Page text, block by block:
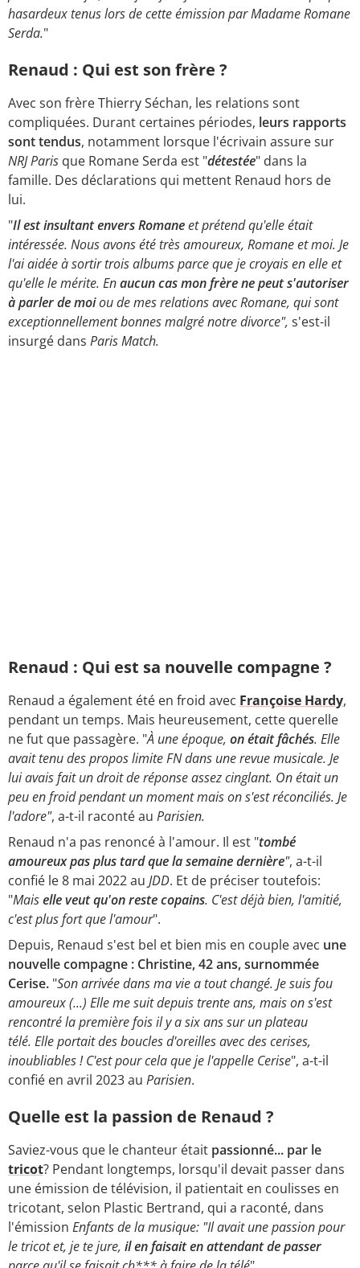
hasardeux tenus lors de cette émission par Madame Romane
Serda."
Renaud : Qui est son frère ?
Avec son frère Thierry Séchan, les relations sont
compliquées. Durant certaines périodes, leurs rapports
sont tendus, notamment lorsque l'écrivain assure sur
NRJ Paris que Romane Serda est "détestée" dans la
famille. Des déclarations qui mettent Renaud hors de
lui.
"Il est insultant envers Romaneet prétend qu'elle était
intéressée. Nous avons été très amoureux, Romane et moi. Je
l'ai aidée à sortir trois albums parce que je croyais en elle et
qu'elle le mérite. Enaucun cas mon frère ne peut s'autoriser
à parler de moiou de mes relations avec Romane, qui sont
exceptionnellement bonnes malgré notre divorce", s'est-il
insurgé dans Paris Match.
Renaud : Qui est sa nouvelle compagne ?
Renaud a également été en froid avec Françoise Hardy,
pendant un temps. Mais heureusement, cette querelle
ne fut que passagère. "À une époque, on était fâchés. Elle
avait tenu des propos limite FN dans une revue musicale. Je
lui avais fait un droit de réponse assez cinglant. On était un
peu en froid pendant un moment mais on s'est réconciliés. Je
l'adore", a-t-il raconté au Parisien.
Renaud n'a pas renoncé à l'amour. Il est "tombé
amoureux pas plus tard que la semaine dernière", a-t-il
confié le 8 mai 2022 au JDD. Et de préciser toutefois:
"Maiselle veut qu'on reste copains. C'est déjà bien, l'amitié,
c'est plus fort que l'amour".
Depuis, Renaud s'est bel et bien mis en couple avec une
nouvelle compagne : Christine, 42 ans, surnommée
Cerise. "Son arrivée dans ma vie a tout changé. Je suis fou
amoureux (...) Elle me suit depuis trente ans, mais on s'est
rencontré la première fois il y a six ans sur un plateau
télé. Elle portait des boucles d'oreilles avec des cerises,
inoubliables ! C'est pour cela que je l'appelle Cerise", a-t-il
confié en avril 2023 au Parisien.
Quelle est la passion de Renaud ?
Saviez-vous que le chanteur était passionné... par le
tricot? Pendant longtemps, lorsqu'il devait passer dans
une émission de télévision, il patientait en coulisses en
tricotant, selon Plastic Bertrand, qui a raconté, dans
l'émission Enfants de la musique: "Il avait une passion pour
le tricot et, je te jure, il en faisait en attendant de passer